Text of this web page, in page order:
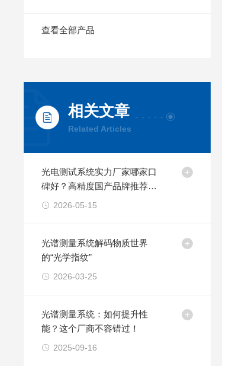
查看全部产品
相关文章
Related Articles
光电测试系统实力厂家哪家口
碑好？高精度国产品牌推荐与
选型避坑指南
2026-05-15
光谱测量系统解码物质世界
的“光学指纹”
2026-03-25
光谱测量系统：如何提升性
能？这个厂商不容错过！
2025-09-16